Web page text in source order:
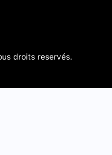
droits reservés.